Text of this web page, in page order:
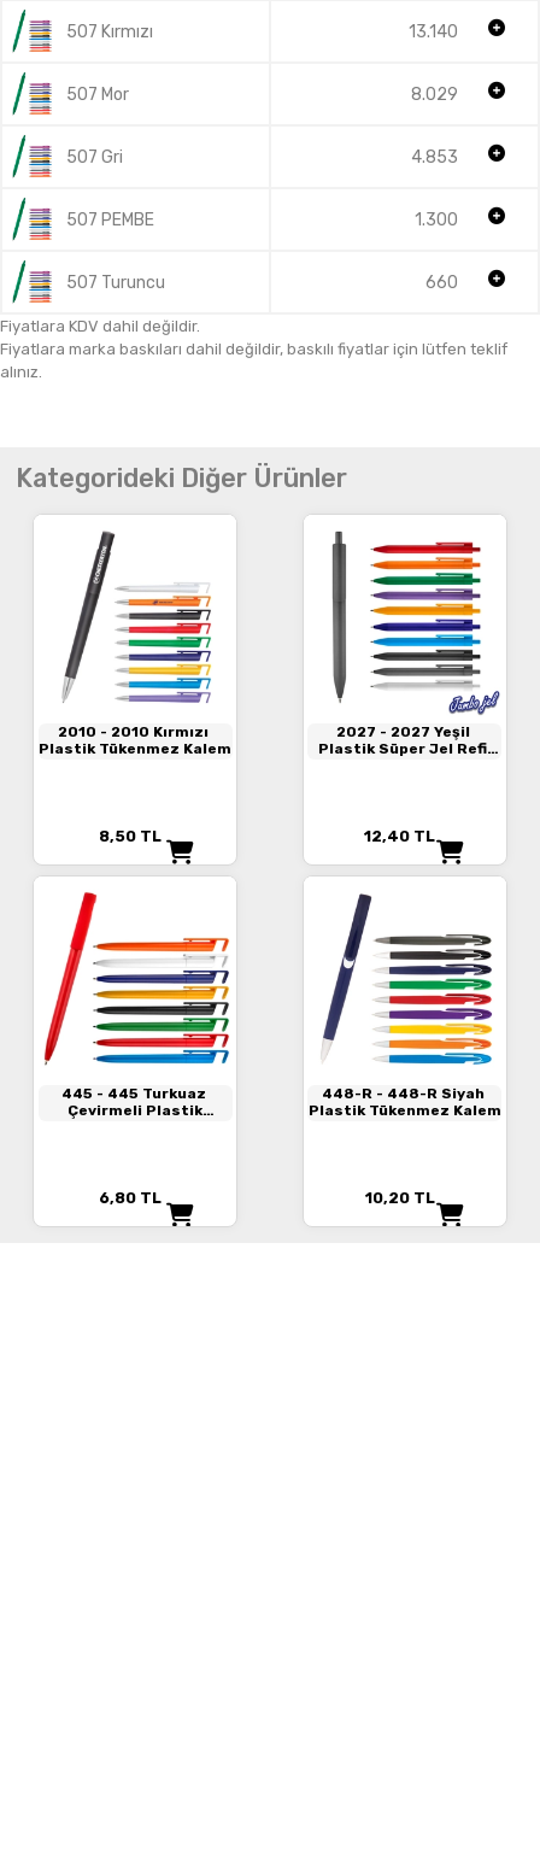
507 Kırmızı 13.140
507 Mor 8.029
507 Gri 4.853
507 PEMBE 1.300
507 Turuncu 660
Fiyatlara KDV dahil değildir.
Fiyatlara marka baskıları dahil değildir, baskılı fiyatlar için lütfen teklif
alınız.
Kategorideki Diğer Ürünler
2010 - 2010 Kırmızı
Plastik Tükenmez Kalem
8,50 TL
2027 - 2027 Yeşil
Plastik Süper Jel Refil
12,40 TL
445 - 445 Turkuaz
Çevirmeli Plastik
6,80 TL
448-R - 448-R Siyah
Plastik Tükenmez Kalem
10,20 TL